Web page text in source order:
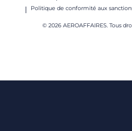
Politique de conformité aux
© 2026 AEROAFFAIRES. Tous